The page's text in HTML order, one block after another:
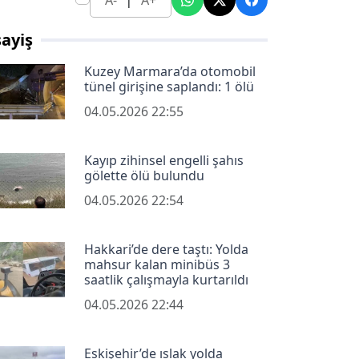
Kuzey Marmara’da otomobil
tünel girişine saplandı: 1 ölü
04.05.2026 22:55
Kayıp zihinsel engelli şahıs
gölette ölü bulundu
04.05.2026 22:54
Hakkari’de dere taştı: Yolda
mahsur kalan minibüs 3
saatlik çalışmayla kurtarıldı
04.05.2026 22:44
Eskişehir’de ıslak yolda